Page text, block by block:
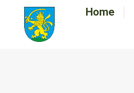
Home
Home